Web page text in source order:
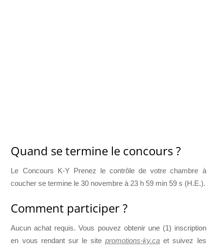
Quand se termine le concours ?
Le Concours K-Y Prenez le contrôle de votre chambre à
coucher se termine le 30 novembre à 23 h 59 min 59 s (H.E.).
Comment participer ?
Aucun achat requis. Vous pouvez obtenir une (1) inscription
en vous rendant sur le sitepromotions-ky.ca et suivez les